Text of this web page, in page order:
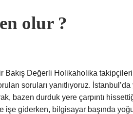
olur ?
Bakış Değerli Holikaholika
soruları yanıtlıyoruz.
bazen durduk yere çarpıntı
işe giderken, bilgisayar başında